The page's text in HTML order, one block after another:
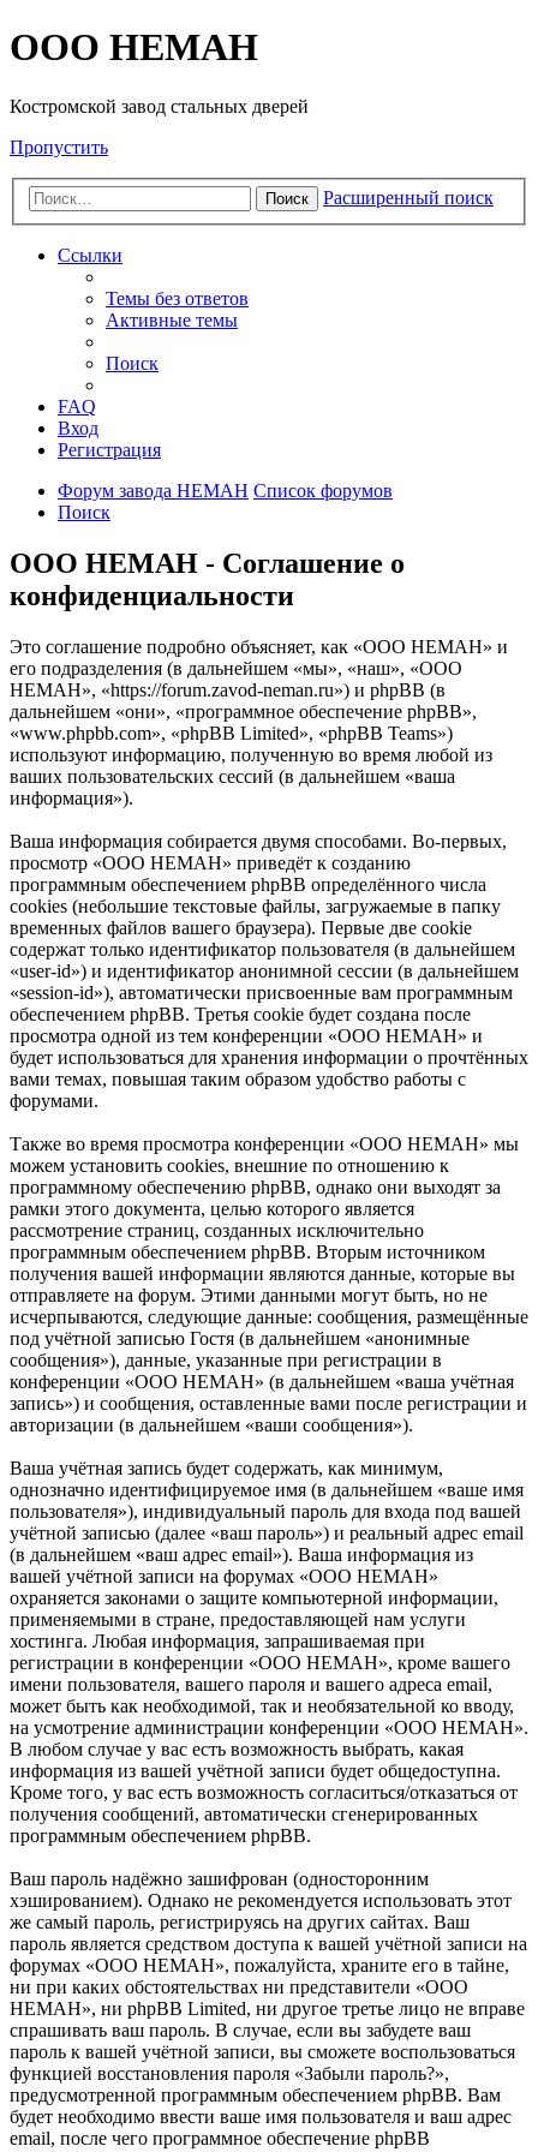
OOO HEMAH
Костромской завод стальных дверей
Пропустить
Поиск Расширенный поиск
Ссылки
Темы без ответов
Активные темы
Поиск
FAQ
Вход
Регистрация
Форум завода НЕМАН Список форумов
Поиск
OOO HEMAH - Соглашение о
конфиденциальности
Это соглашение подробно объясняет, как «OOO HEMAH» и
его подразделения (в дальнейшем «мы», «наш», «OOO
HEMAH», «https://forum.zavod-neman.ru») и phpBB (в
дальнейшем «они», «программное обеспечение phpBB»,
«www.phpbb.com», «phpBB Limited», «phpBB Teams»)
используют информацию, полученную во время любой из
ваших пользовательских сессий (в дальнейшем «ваша
информация»).
Ваша информация собирается двумя способами. Во-первых,
просмотр «OOO HEMAH» приведёт к созданию
программным обеспечением phpBB определённого числа
cookies (небольшие текстовые файлы, загружаемые в папку
временных файлов вашего браузера). Первые две cookie
содержат только идентификатор пользователя (в дальнейшем
«user-id») и идентификатор анонимной сессии (в дальнейшем
«session-id»), автоматически присвоенные вам программным
обеспечением phpBB. Третья cookie будет создана после
просмотра одной из тем конференции «OOO HEMAH» и
будет использоваться для хранения информации о прочтённых
вами темах, повышая таким образом удобство работы с
форумами.
Также во время просмотра конференции «OOO HEMAH» мы
можем установить cookies, внешние по отношению к
программному обеспечению phpBB, однако они выходят за
рамки этого документа, целью которого является
рассмотрение страниц, созданных исключительно
программным обеспечением phpBB. Вторым источником
получения вашей информации являются данные, которые вы
отправляете на форум. Этими данными могут быть, но не
исчерпываются, следующие данные: сообщения, размещённые
под учётной записью Гостя (в дальнейшем «анонимные
сообщения»), данные, указанные при регистрации в
конференции «OOO HEMAH» (в дальнейшем «ваша учётная
запись») и сообщения, оставленные вами после регистрации и
авторизации (в дальнейшем «ваши сообщения»).
Ваша учётная запись будет содержать, как минимум,
однозначно идентифицируемое имя (в дальнейшем «ваше имя
пользователя»), индивидуальный пароль для входа под вашей
учётной записью (далее «ваш пароль») и реальный адрес email
(в дальнейшем «ваш адрес email»). Ваша информация из
вашей учётной записи на форумах «OOO HEMAH»
охраняется законами о защите компьютерной информации,
применяемыми в стране, предоставляющей нам услуги
хостинга. Любая информация, запрашиваемая при
регистрации в конференции «OOO HEMAH», кроме вашего
имени пользователя, вашего пароля и вашего адреса email,
может быть как необходимой, так и необязательной ко вводу,
на усмотрение администрации конференции «OOO HEMAH».
В любом случае у вас есть возможность выбрать, какая
информация из вашей учётной записи будет общедоступна.
Кроме того, у вас есть возможность согласиться/отказаться от
получения сообщений, автоматически сгенерированных
программным обеспечением phpBB.
Ваш пароль надёжно зашифрован (односторонним
хэшированием). Однако не рекомендуется использовать этот
же самый пароль, регистрируясь на других сайтах. Ваш
пароль является средством доступа к вашей учётной записи на
форумах «OOO HEMAH», пожалуйста, храните его в тайне,
ни при каких обстоятельствах ни представители «OOO
HEMAH», ни phpBB Limited, ни другое третье лицо не вправе
спрашивать ваш пароль. В случае, если вы забудете ваш
пароль к вашей учётной записи, вы сможете воспользоваться
функцией восстановления пароля «Забыли пароль?»,
предусмотренной программным обеспечением phpBB. Вам
будет необходимо ввести ваше имя пользователя и ваш адрес
email, после чего программное обеспечение phpBB